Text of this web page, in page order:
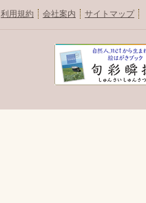
利用規約 会社案内 サイトマップ